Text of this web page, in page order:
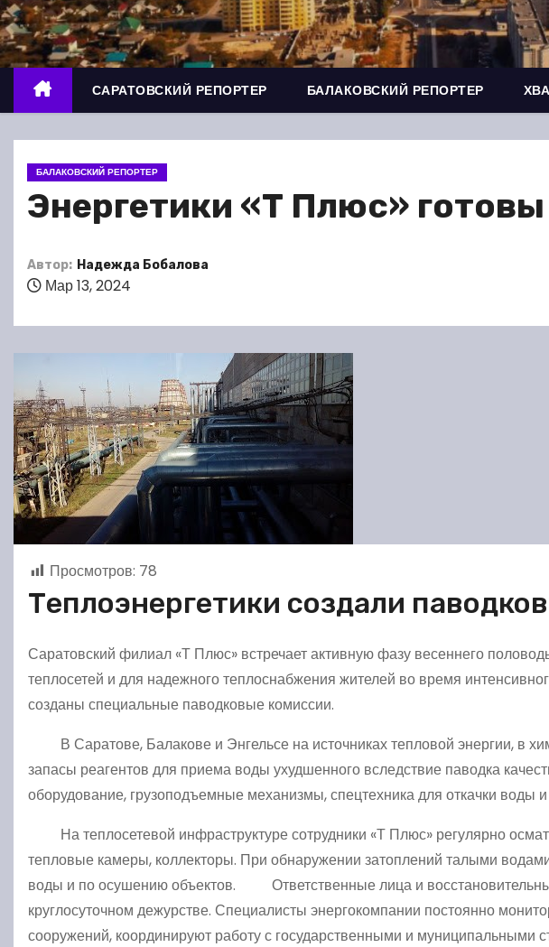
о
м
у
САРАТОВСКИЙ РЕПОРТЕР БАЛАКОВСКИЙ РЕПОРТЕР
БАЛАКОВСКИЙ РЕПОРТЕР
Энергетики «Т Плюс»
Автор: Надежда Бобалова
Мар 13, 2024
Просмотров: 78
Теплоэнергетики создали
Саратовский филиал «Т Плюс» встречает активную фазу весеннего
теплосетей и для надежного теплоснабжения жителей во время
созданы специальные паводковые комиссии.
В Саратове, Балакове и Энгельсе на источниках тепловой энергии, в
запасы реагентов для приема воды ухудшенного вследствие паводка
оборудование, грузоподъемные механизмы, спецтехника для откачки воды
На теплосетевой инфраструктуре сотрудники «Т Плюс» регулярно
тепловые камеры, коллекторы. При обнаружении затоплений талыми
воды и по осушению объектов. Ответственные лица и
круглосуточном дежурстве. Специалисты энергокомпании постоянно
сооружений, координируют работу с государственными и муниципальными